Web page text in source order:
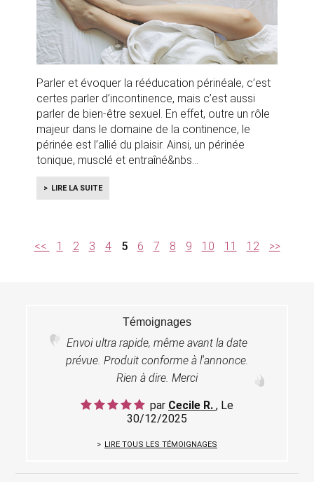
Parler et évoquer la rééducation périnéale, c’est
certes parler d’incontinence, mais c’est aussi
parler de bien-être sexuel. En effet, outre un rôle
majeur dans le domaine de la continence, le
périnée est l’allié du plaisir. Ainsi, un périnée
tonique, musclé et entraîné&nbs
LIRE LA SUITE
<< 1 2 3 4 5 6 7 8 9 10 11 12 >>
Témoignages
Envoi ultra rapide, même avant la date
prévue. Produit conforme à l'annonce.
Rien à dire. Merci
par Cecile R. , Le
30/12/2025
LIRE TOUS LES TÉMOIGNAGES